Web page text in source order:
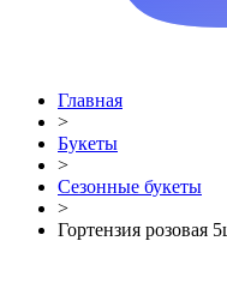
Главная
>
Букеты
>
Сезонные букеты
>
Гортензия розовая